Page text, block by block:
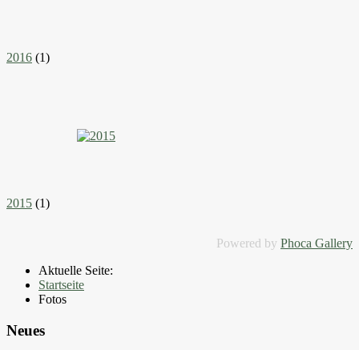
2016 (1)
2015 (1)
Powered by Phoca Gallery
Aktuelle Seite:
Startseite
Fotos
Neues